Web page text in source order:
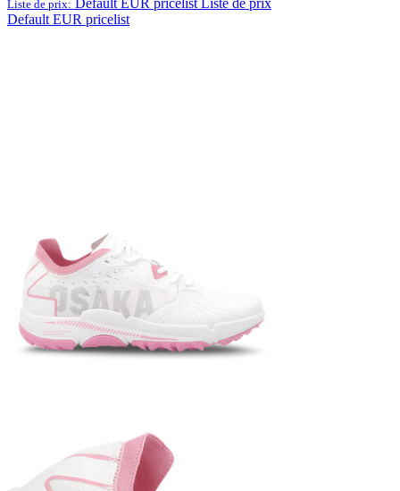
Liste de prix: Default EUR pricelist
Liste de prix
Default EUR pricelist